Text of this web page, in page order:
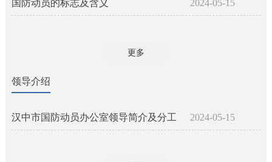
国防动员的标志及含义 2024-05-15
更多
领导介绍
汉中市国防动员办公室领导简介及分工 2024-05-15